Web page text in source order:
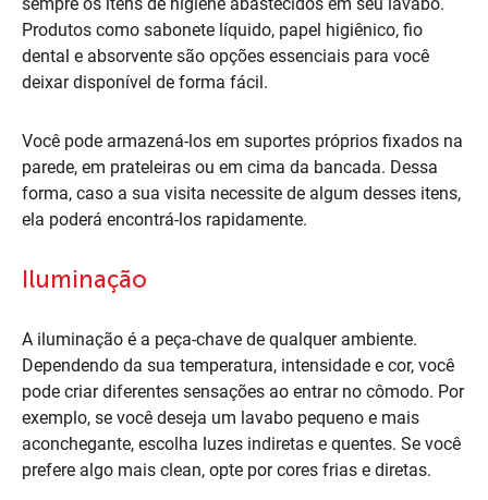
Produtos como sabonete líquido, papel higiênico, fio
dental e absorvente são opções essenciais para você
deixar disponível de forma fácil.
Você pode armazená-los em suportes próprios fixados na
parede, em prateleiras ou em cima da bancada. Dessa
forma, caso a sua visita necessite de algum desses itens,
ela poderá encontrá-los rapidamente.
Iluminação
A iluminação é a peça-chave de qualquer ambiente.
Dependendo da sua temperatura, intensidade e cor, você
pode criar diferentes sensações ao entrar no cômodo. Por
exemplo, se você deseja um lavabo pequeno e mais
aconchegante, escolha luzes indiretas e quentes. Se você
prefere algo mais clean, opte por cores frias e diretas.